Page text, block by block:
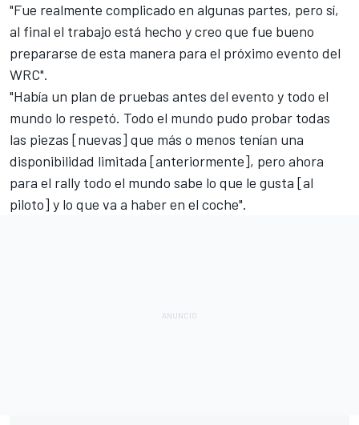
"Fue realmente complicado en algunas partes, pero sí,
al final el trabajo está hecho y creo que fue bueno
prepararse de esta manera para el próximo evento del
WRC".
"Había un plan de pruebas antes del evento y todo el
mundo lo respetó. Todo el mundo pudo probar todas
las piezas [nuevas] que más o menos tenían una
disponibilidad limitada [anteriormente], pero ahora
para el rally todo el mundo sabe lo que le gusta [al
piloto] y lo que va a haber en el coche".